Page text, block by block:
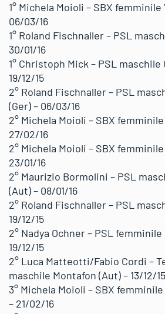
1° Michela Moioli – SBX femminile
06/03/16
1° Roland Fischnaller – PSL
30/01/16
1° Christoph Mick – PSL
19/12/15
2° Roland Fischnaller – PSL
(Ger) – 06/03/16
2° Michela Moioli – SBX
27/02/16
2° Michela Moioli – SBX
23/01/16
2° Maurizio Bormolini – PSL
(Aut) – 08/01/16
2° Roland Fischnaller – PSL
19/12/15
2° Nadya Ochner – PSL
19/12/15
2° Luca Matteotti/Fabio Cordi –
maschile Montafon (Aut) – 13/12/15
3° Michela Moioli – SBX
– 21/02/16